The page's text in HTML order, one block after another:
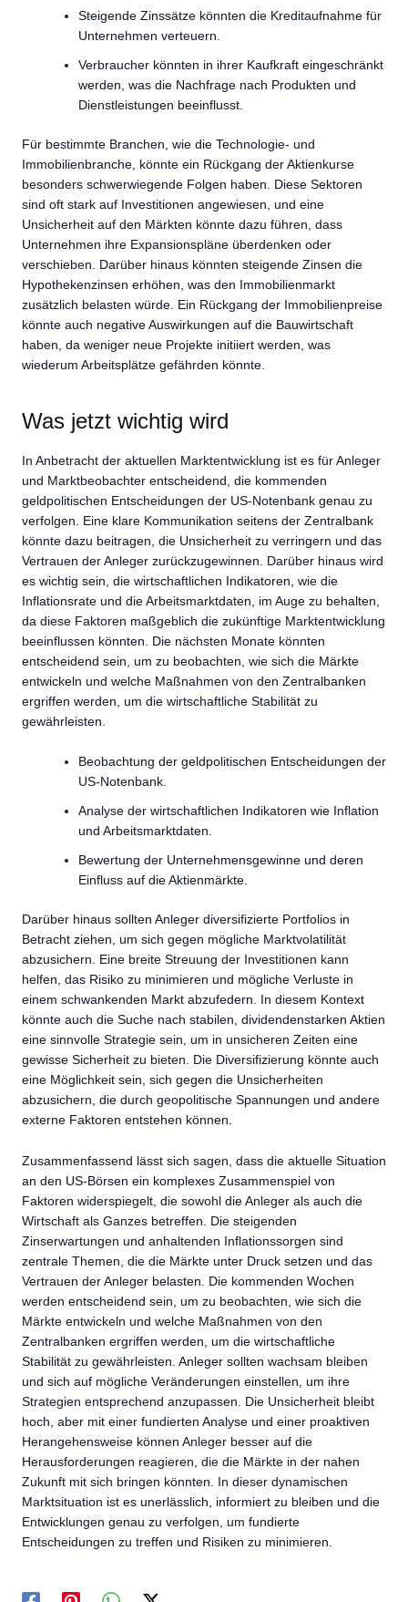
Steigende Zinssätze könnten die Kreditaufnahme für
Unternehmen verteuern.
Verbraucher könnten in ihrer Kaufkraft eingeschränkt
werden, was die Nachfrage nach Produkten und
Dienstleistungen beeinflusst.
Für bestimmte Branchen, wie die Technologie- und
Immobilienbranche, könnte ein Rückgang der Aktienkurse
besonders schwerwiegende Folgen haben. Diese Sektoren
sind oft stark auf Investitionen angewiesen, und eine
Unsicherheit auf den Märkten könnte dazu führen, dass
Unternehmen ihre Expansionspläne überdenken oder
verschieben. Darüber hinaus könnten steigende Zinsen die
Hypothekenzinsen erhöhen, was den Immobilienmarkt
zusätzlich belasten würde. Ein Rückgang der Immobilienpreise
könnte auch negative Auswirkungen auf die Bauwirtschaft
haben, da weniger neue Projekte initiiert werden, was
wiederum Arbeitsplätze gefährden könnte.
Was jetzt wichtig wird
In Anbetracht der aktuellen Marktentwicklung ist es für Anleger
und Marktbeobachter entscheidend, die kommenden
geldpolitischen Entscheidungen der US-Notenbank genau zu
verfolgen. Eine klare Kommunikation seitens der Zentralbank
könnte dazu beitragen, die Unsicherheit zu verringern und das
Vertrauen der Anleger zurückzugewinnen. Darüber hinaus wird
es wichtig sein, die wirtschaftlichen Indikatoren, wie die
Inflationsrate und die Arbeitsmarktdaten, im Auge zu behalten,
da diese Faktoren maßgeblich die zukünftige Marktentwicklung
beeinflussen könnten. Die nächsten Monate könnten
entscheidend sein, um zu beobachten, wie sich die Märkte
entwickeln und welche Maßnahmen von den Zentralbanken
ergriffen werden, um die wirtschaftliche Stabilität zu
gewährleisten.
Beobachtung der geldpolitischen Entscheidungen der
US-Notenbank.
Analyse der wirtschaftlichen Indikatoren wie Inflation
und Arbeitsmarktdaten.
Bewertung der Unternehmensgewinne und deren
Einfluss auf die Aktienmärkte.
Darüber hinaus sollten Anleger diversifizierte Portfolios in
Betracht ziehen, um sich gegen mögliche Marktvolatilität
abzusichern. Eine breite Streuung der Investitionen kann
helfen, das Risiko zu minimieren und mögliche Verluste in
einem schwankenden Markt abzufedern. In diesem Kontext
könnte auch die Suche nach stabilen, dividendenstarken Aktien
eine sinnvolle Strategie sein, um in unsicheren Zeiten eine
gewisse Sicherheit zu bieten. Die Diversifizierung könnte auch
eine Möglichkeit sein, sich gegen die Unsicherheiten
abzusichern, die durch geopolitische Spannungen und andere
externe Faktoren entstehen können.
Zusammenfassend lässt sich sagen, dass die aktuelle Situation
an den US-Börsen ein komplexes Zusammenspiel von
Faktoren widerspiegelt, die sowohl die Anleger als auch die
Wirtschaft als Ganzes betreffen. Die steigenden
Zinserwartungen und anhaltenden Inflationssorgen sind
zentrale Themen, die die Märkte unter Druck setzen und das
Vertrauen der Anleger belasten. Die kommenden Wochen
werden entscheidend sein, um zu beobachten, wie sich die
Märkte entwickeln und welche Maßnahmen von den
Zentralbanken ergriffen werden, um die wirtschaftliche
Stabilität zu gewährleisten. Anleger sollten wachsam bleiben
und sich auf mögliche Veränderungen einstellen, um ihre
Strategien entsprechend anzupassen. Die Unsicherheit bleibt
hoch, aber mit einer fundierten Analyse und einer proaktiven
Herangehensweise können Anleger besser auf die
Herausforderungen reagieren, die die Märkte in der nahen
Zukunft mit sich bringen könnten. In dieser dynamischen
Marktsituation ist es unerlässlich, informiert zu bleiben und die
Entwicklungen genau zu verfolgen, um fundierte
Entscheidungen zu treffen und Risiken zu minimieren.